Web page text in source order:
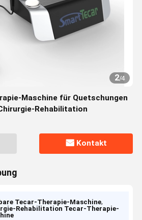
2/4
Maschine für Quetschungen
Rehabilitation
Kontakt
Tecar-Therapie-Maschine,
Rehabilitation Tecar-Therapie-